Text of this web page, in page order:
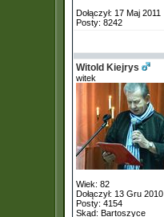
Dołączył: 17 Maj 2011
Posty: 8242
Witold Kiejrys
witek
Wiek: 82
Dołączył: 13 Gru 2010
Posty: 4154
Skąd: Bartoszyce